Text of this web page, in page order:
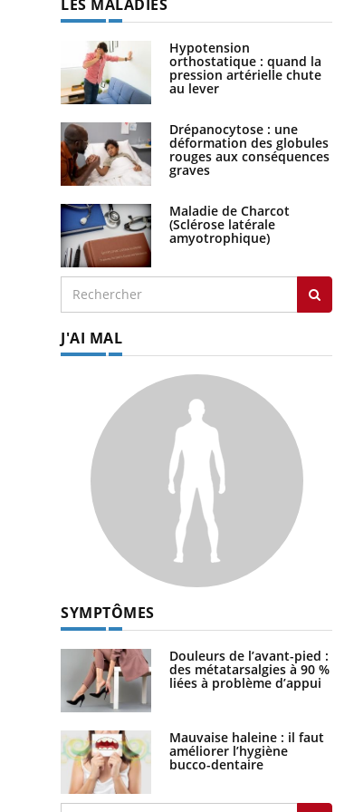
LES MALADIES
Hypotension
orthostatique : quand la
pression artérielle chute
au lever
Drépanocytose : une
déformation des globules
rouges aux conséquences
graves
Maladie de Charcot
(Sclérose latérale
amyotrophique)
J'AI MAL
SYMPTÔMES
Douleurs de l’avant-pied :
des métatarsalgies à 90 %
liées à problème d’appui
Mauvaise haleine : il faut
améliorer l’hygiène
bucco-dentaire